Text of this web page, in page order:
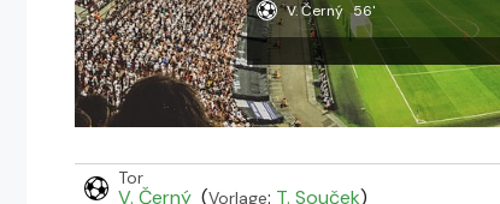
V. Černý 56'
Tor
V. Černý (Vorlage: T. Souček)